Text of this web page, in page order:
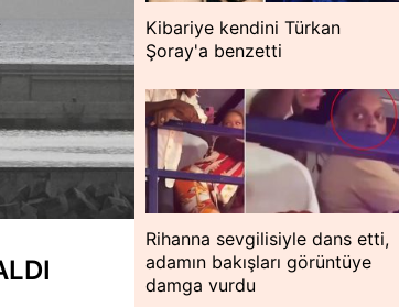
Kibariye kendini Türkan
Şoray'a benzetti
Rihanna sevgilisiyle dans etti,
adamın bakışları görüntüye
damga vurdu